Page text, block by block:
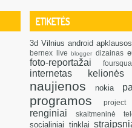
ETIKETĖS
3d Vilnius android apklausos
bernex live blogger dizainas
foto-reportažai
internetas kelionės
naujienos nokia
programos project
renginiai skaitmeninė
socialiniai tinklai